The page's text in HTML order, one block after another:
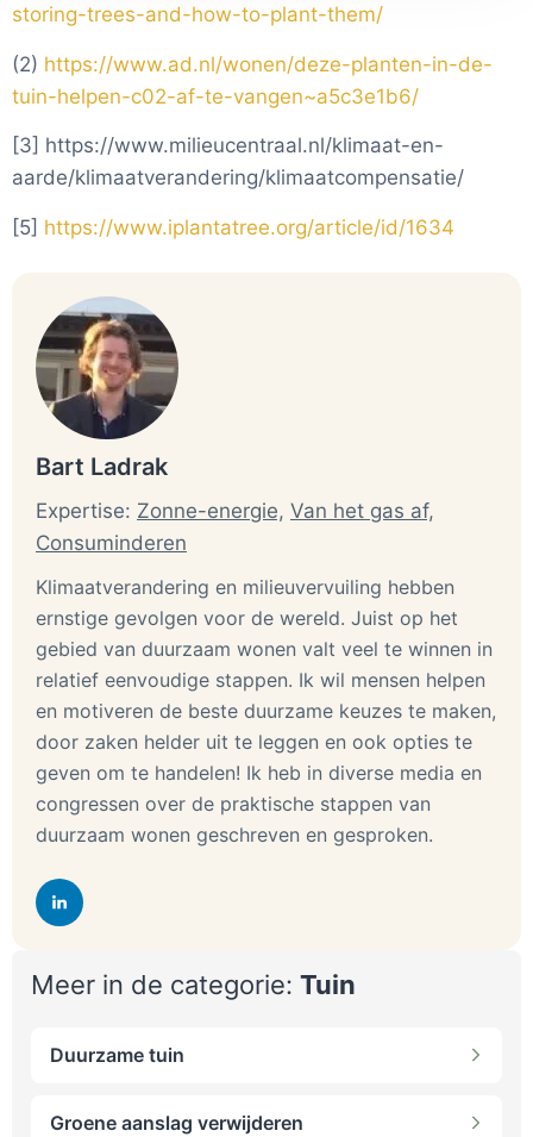
Alles is indicatief, afhankelijk van jouw exacte thuissituatie
verantwoording
storing-trees-and-how-to-plant-them/
(2) https://www.ad.nl/wonen/deze-planten-in-de-
tuin-helpen-c02-af-te-vangen~a5c3e1b6/
[3] https://www.milieucentraal.nl/klimaat-en-
aarde/klimaatverandering/klimaatcompensatie/
[5] https://www.iplantatree.org/article/id/1634
Bart Ladrak
Expertise: Zonne-energie, Van het gas af,
Consuminderen
Klimaatverandering en milieuvervuiling hebben
ernstige gevolgen voor de wereld. Juist op het
gebied van duurzaam wonen valt veel te winnen in
relatief eenvoudige stappen. Ik wil mensen helpen
en motiveren de beste duurzame keuzes te maken,
door zaken helder uit te leggen en ook opties te
geven om te handelen! Ik heb in diverse media en
congressen over de praktische stappen van
duurzaam wonen geschreven en gesproken.
Meer in de categorie: Tuin
Duurzame tuin
Groene aanslag verwijderen